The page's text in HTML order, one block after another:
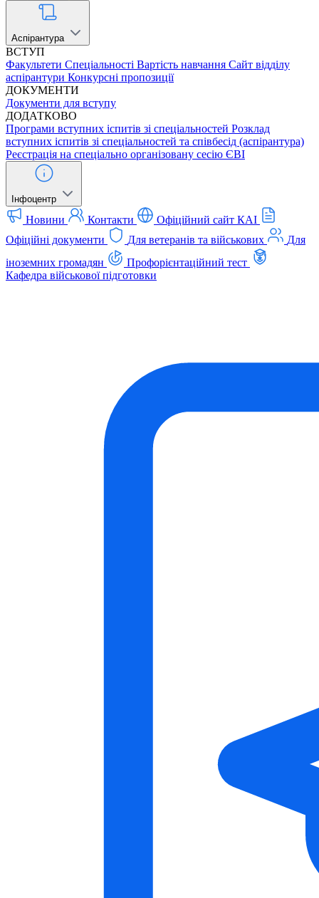
Аспірантура
ВСТУП
Факультети Спеціальності Вартість навчання Сайт відділу
аспірантури Конкурсні пропозиції
ДОКУМЕНТИ
Документи для вступу
ДОДАТКОВО
Програми вступних іспитів зі спеціальностей Розклад
вступних іспитів зі спеціальностей та співбесід (аспірантура)
Реєстрація на спеціально організовану сесію ЄВІ
Інфоцентр
Новини Контакти
Офіційний сайт КАІ
Офіційні документи
Для ветеранів та військових
Для
іноземних громадян
Профорієнтаційний тест
Кафедра військової підготовки